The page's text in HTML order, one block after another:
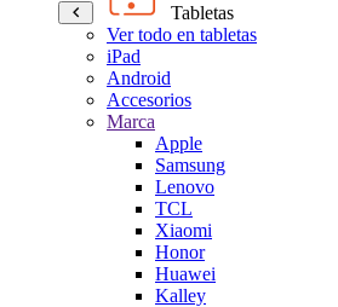
Tabletas
Ver todo en tabletas
iPad
Android
Accesorios
Marca
Apple
Samsung
Lenovo
TCL
Xiaomi
Honor
Huawei
Kalley